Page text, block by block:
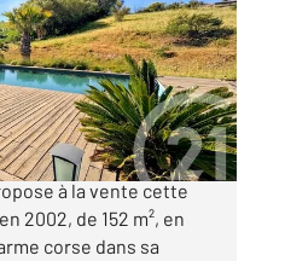
€
Dary Immobilier à
à la vente cette
2002, de 152 m², en
corse dans sa